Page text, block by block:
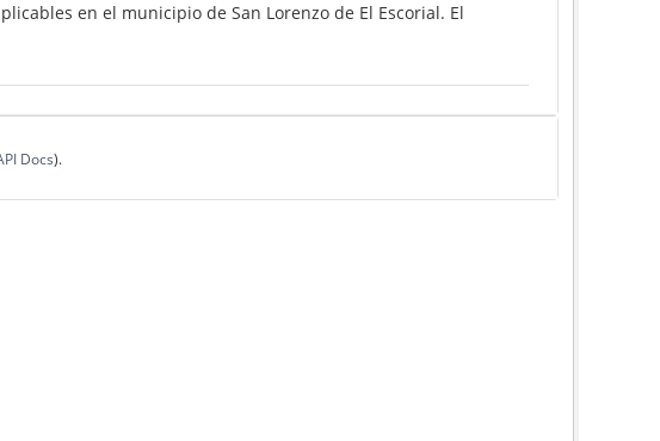
en el municipio de San Lorenzo de El Escorial. El
Docs).